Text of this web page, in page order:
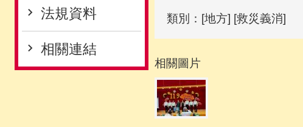
法規資料
相關連結
類別：[地方] [救災義消]
相關圖片